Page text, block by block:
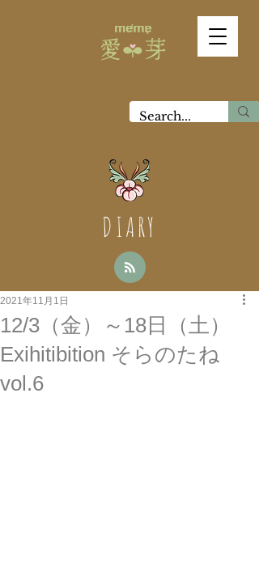
DIARY
12/3（金）～18日（土）
Exihitibition そらのたね
vol.6
2021年11月1日